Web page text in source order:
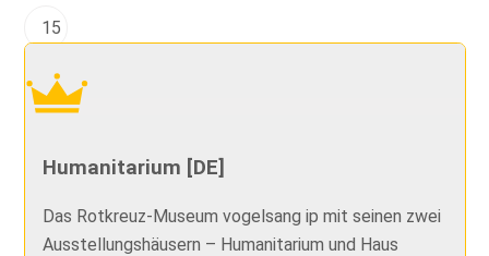
15
Humanitarium [DE]
Das Rotkreuz-Museum vogelsang ip mit seinen zwei
Ausstellungshäusern – Humanitarium und Haus